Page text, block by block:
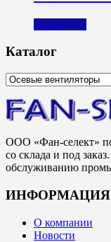
Подробнее
Каталог
ООО «Фан-селект»
со склада и под
обслуживанию
ИНФОРМАЦИЯ
О компании
Новости